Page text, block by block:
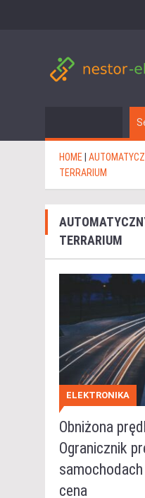
HOME
TERRARIUM
TERRARIUM
ELEKTRONIKA
Obniżona
Ogranicznik
cena